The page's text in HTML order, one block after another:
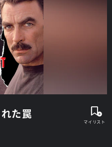
た罠